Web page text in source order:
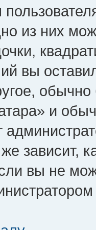
из них
вы
и
зависит,
вы не